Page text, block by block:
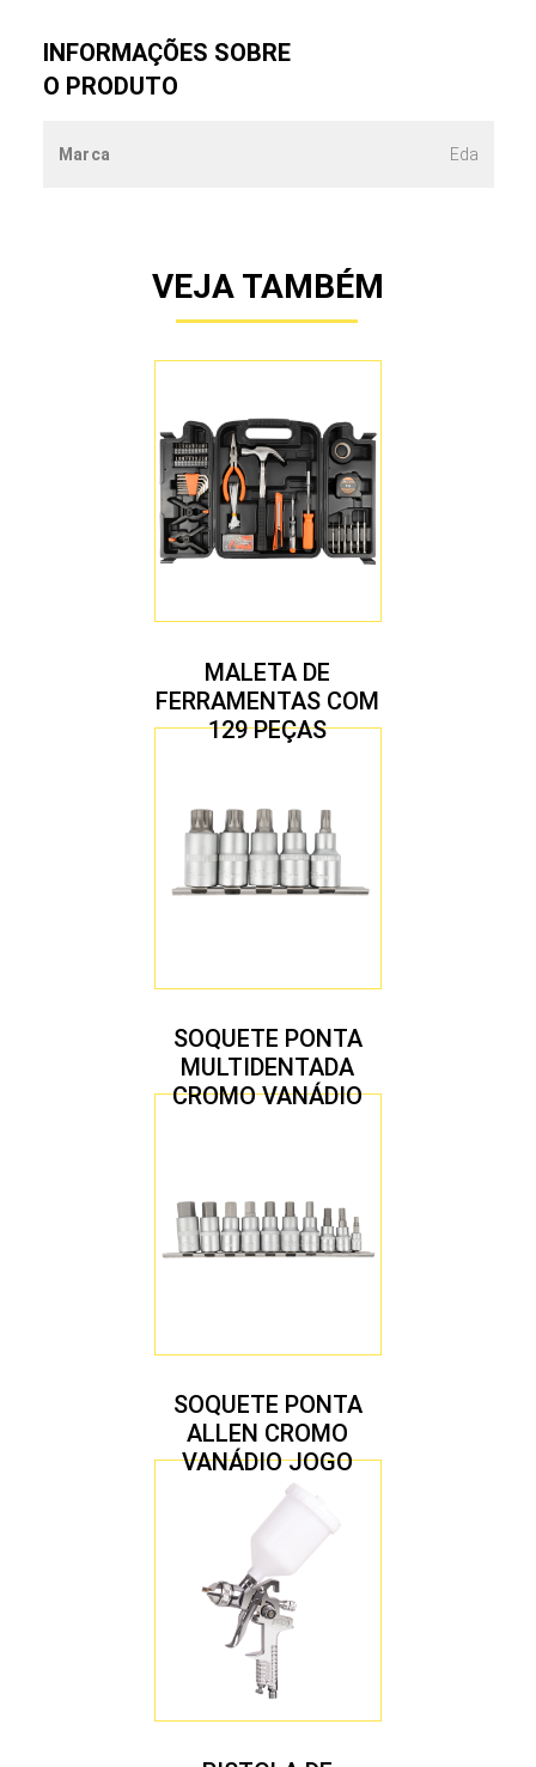
INFORMAÇÕES SOBRE
O PRODUTO
Marca Eda
VEJA TAMBÉM
MALETA DE
FERRAMENTAS COM
129 PEÇAS
SOQUETE PONTA
MULTIDENTADA
CROMO VANÁDIO
SOQUETE PONTA
ALLEN CROMO
VANÁDIO JOGO
COM 10 PEÇAS